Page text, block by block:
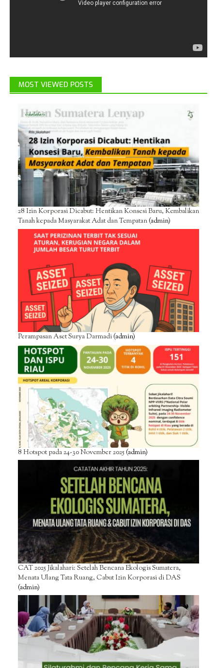
MOST VIEWED POSTS
28 Izin Korporasi Dicabut: Hentikan Konsesi Baru, Kembalikan
Tanah kepada Masyarakat Adat dan Tempatan(admin)
Perampasan Aset Surya Darmadi(admin)
8 Hotspot pada 24-30 November 2025(admin)
CAT 2025 Jikalahari: Setelah Bencana Ekologis Sumatera,
Menata Ulang Tata Ruang, Cabut Izin Korporasi di DAS
(admin)